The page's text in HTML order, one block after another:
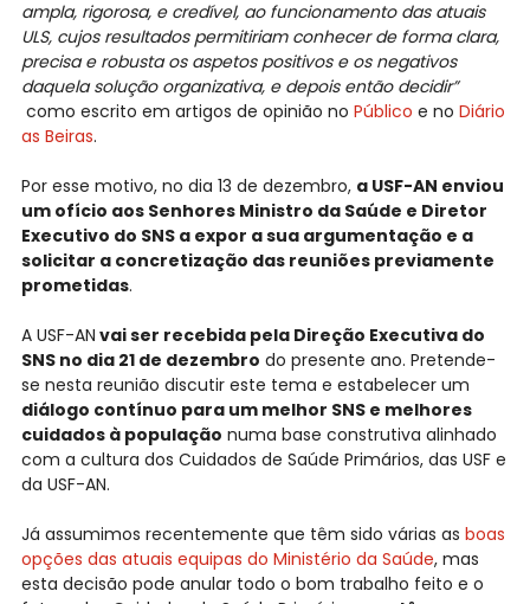
ampla, rigorosa, e credível, ao funcionamento das atuais
ULS, cujos resultados permitiriam conhecer de forma clara,
precisa e robusta os aspetos positivos e os negativos
daquela solução organizativa, e depois então decidir”
como escrito em artigos de opinião no Público e no Diário
as Beiras.
Por esse motivo, no dia 13 de dezembro, a USF-AN enviou
um ofício aos Senhores Ministro da Saúde e Diretor
Executivo do SNS a expor a sua argumentação e a
solicitar a concretização das reuniões previamente
prometidas.
A USF-AN vai ser recebida pela Direção Executiva do
SNS no dia 21 de dezembro do presente ano. Pretende-
se nesta reunião discutir este tema e estabelecer um
diálogo contínuo para um melhor SNS e melhores
cuidados à população numa base construtiva alinhado
com a cultura dos Cuidados de Saúde Primários, das USF e
da USF-AN.
Já assumimos recentemente que têm sido várias as boas
opções das atuais equipas do Ministério da Saúde, mas
esta decisão pode anular todo o bom trabalho feito e o